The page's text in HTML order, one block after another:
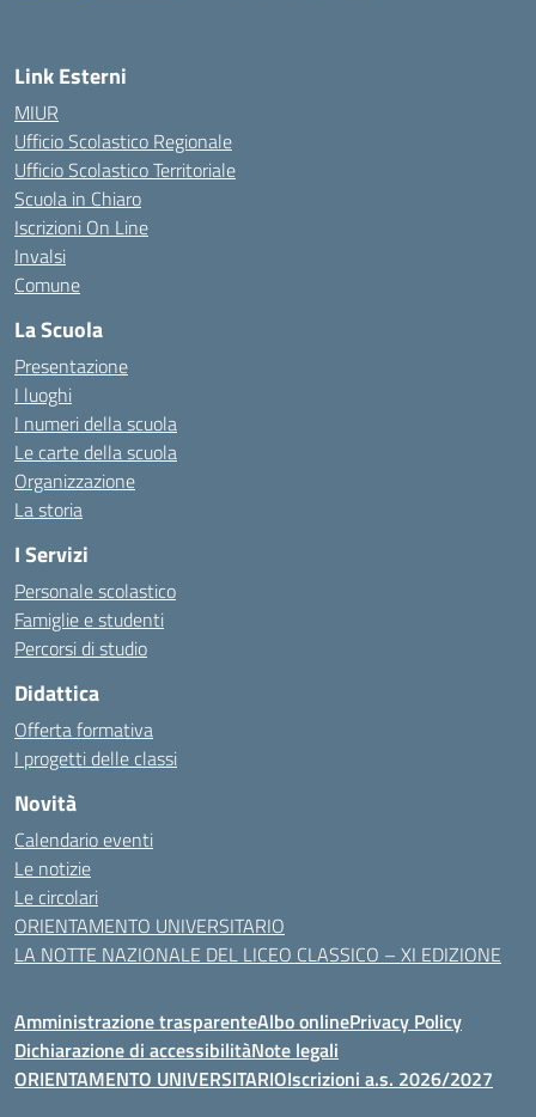
Link Esterni
MIUR
Ufficio Scolastico Regionale
Ufficio Scolastico Territoriale
Scuola in Chiaro
Iscrizioni On Line
Invalsi
Comune
La Scuola
Presentazione
I luoghi
I numeri della scuola
Le carte della scuola
Organizzazione
La storia
I Servizi
Personale scolastico
Famiglie e studenti
Percorsi di studio
Didattica
Offerta formativa
I progetti delle classi
Novità
Calendario eventi
Le notizie
Le circolari
ORIENTAMENTO UNIVERSITARIO
LA NOTTE NAZIONALE DEL LICEO CLASSICO – XI EDIZIONE
Amministrazione trasparenteAlbo onlinePrivacy Policy
Dichiarazione di accessibilitàNote legali
ORIENTAMENTO UNIVERSITARIOIscrizioni a.s. 2026/2027